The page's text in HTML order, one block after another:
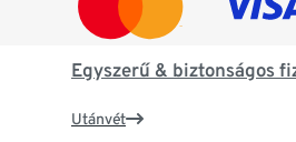
Egyszerű & biztonságos
Utánvét